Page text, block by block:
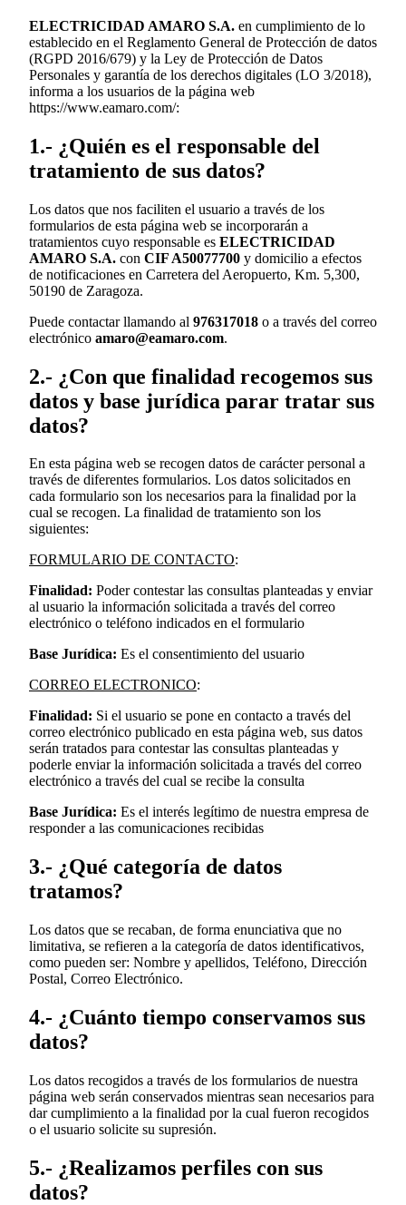
ELECTRICIDAD AMARO S.A. en cumplimiento de lo
establecido en el Reglamento General de Protección de datos
(RGPD 2016/679) y la Ley de Protección de Datos
Personales y garantía de los derechos digitales (LO 3/2018),
informa a los usuarios de la página web
https://www.eamaro.com/:
1.- ¿Quién es el responsable del
tratamiento de sus datos?
Los datos que nos faciliten el usuario a través de los
formularios de esta página web se incorporarán a
tratamientos cuyo responsable es ELECTRICIDAD
AMARO S.A. con CIF A50077700 y domicilio a efectos
de notificaciones en Carretera del Aeropuerto, Km. 5,300,
50190 de Zaragoza.
Puede contactar llamando al 976317018 o a través del correo
electrónico amaro@eamaro.com.
2.- ¿Con que finalidad recogemos sus
datos y base jurídica parar tratar sus
datos?
En esta página web se recogen datos de carácter personal a
través de diferentes formularios. Los datos solicitados en
cada formulario son los necesarios para la finalidad por la
cual se recogen. La finalidad de tratamiento son los
siguientes:
FORMULARIO DE CONTACTO:
Finalidad: Poder contestar las consultas planteadas y enviar
al usuario la información solicitada a través del correo
electrónico o teléfono indicados en el formulario
Base Jurídica: Es el consentimiento del usuario
CORREO ELECTRONICO:
Finalidad: Si el usuario se pone en contacto a través del
correo electrónico publicado en esta página web, sus datos
serán tratados para contestar las consultas planteadas y
poderle enviar la información solicitada a través del correo
electrónico a través del cual se recibe la consulta
Base Jurídica: Es el interés legítimo de nuestra empresa de
responder a las comunicaciones recibidas
3.- ¿Qué categoría de datos
tratamos?
Los datos que se recaban, de forma enunciativa que no
limitativa, se refieren a la categoría de datos identificativos,
como pueden ser: Nombre y apellidos, Teléfono, Dirección
Postal, Correo Electrónico.
4.- ¿Cuánto tiempo conservamos sus
datos?
Los datos recogidos a través de los formularios de nuestra
página web serán conservados mientras sean necesarios para
dar cumplimiento a la finalidad por la cual fueron recogidos
o el usuario solicite su supresión.
5.- ¿Realizamos perfiles con sus
datos?